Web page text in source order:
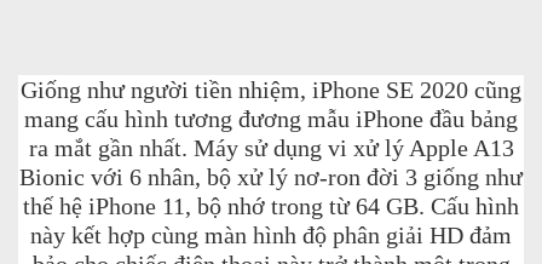
Giống như người tiền nhiệm, iPhone SE 2020 cũng
mang cấu hình tương đương mẫu iPhone đầu bảng
ra mắt gần nhất. Máy sử dụng vi xử lý Apple A13
Bionic với 6 nhân, bộ xử lý nơ-ron đời 3 giống như
thế hệ iPhone 11, bộ nhớ trong từ 64 GB. Cấu hình
này kết hợp cùng màn hình độ phân giải HD đảm